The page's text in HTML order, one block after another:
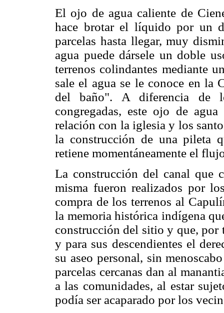
El ojo de agua caliente de
hace brotar el líquido por un
parcelas hasta llegar, muy
agua puede dársele un doble
terrenos colindantes mediante
sale el agua se le conoce en la
del baño". A diferencia de
congregadas, este ojo de
relación con la iglesia y los
la construcción de una pileta
retiene momentáneamente el
La construcción del canal que
misma fueron realizados por
compra de los terrenos al
la memoria histórica indígena
construcción del sitio y que, por
y para sus descendientes el
su aseo personal, sin
parcelas cercanas dan al
a las comunidades, al estar
podía ser acaparado por los